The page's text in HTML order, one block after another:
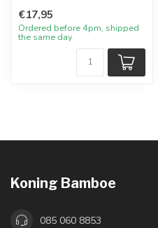
€17,95
Ordered before 4pm, shipped
the same day
Koning Bamboe
085 060 8853